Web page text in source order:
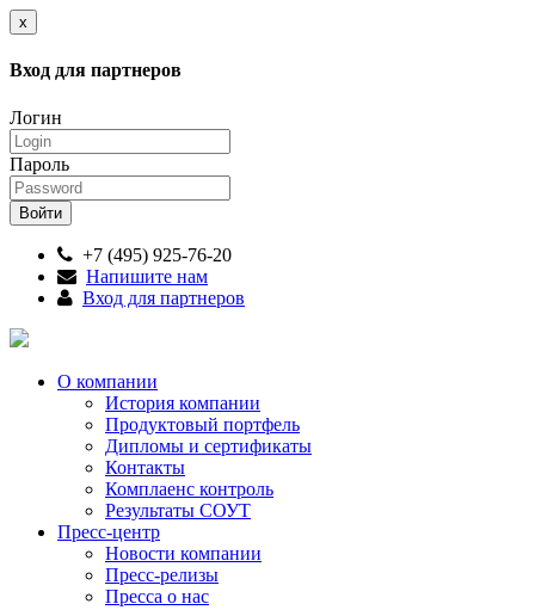
x
Вход для партнеров
Логин
Пароль
+7 (495) 925-76-20
Напишите нам
Вход для партнеров
О компании
История компании
Продуктовый портфель
Дипломы и сертификаты
Контакты
Комплаенс контроль
Результаты СОУТ
Пресс-центр
Новости компании
Пресс-релизы
Пресса о нас